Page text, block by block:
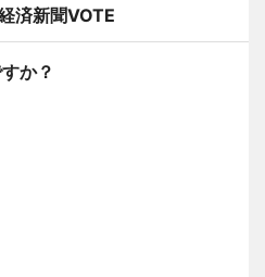
済新聞VOTE
か？